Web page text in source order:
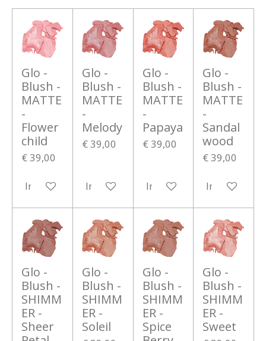
Glo -
Blush -
MATTE
-
Flower
child
€ 39,00
In winkelwagen
Glo -
Blush -
MATTE
-
Melody
€ 39,00
In winkelwagen
Glo -
Blush -
MATTE
-
Papaya
€ 39,00
In winkelwagen
Glo -
Blush -
MATTE
-
Sandal
wood
€ 39,00
In
Glo -
Blush -
SHIMM
ER -
Sheer
Glo -
Blush -
SHIMM
ER -
Soleil
Glo -
Blush -
SHIMM
ER -
Spice
Glo -
Blush -
SHIMM
ER -
Sweet